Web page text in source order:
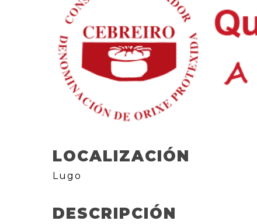
LOCALIZACIÓN
Lugo
DESCRIPCIÓN